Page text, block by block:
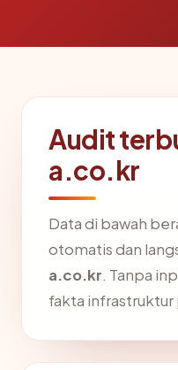
Audit
a.co.kr
Data di bawah
otomatis dan
a.co.kr. Tanpa
fakta infrastruktur